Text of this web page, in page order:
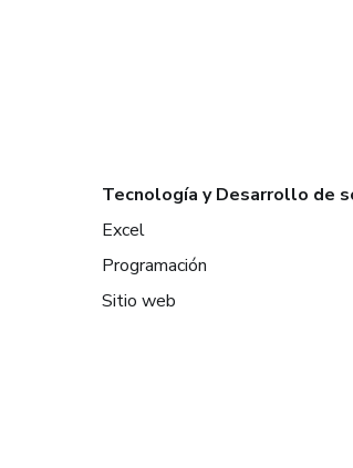
Tecnología y Desarrollo de
Excel
Programación
Sitio web